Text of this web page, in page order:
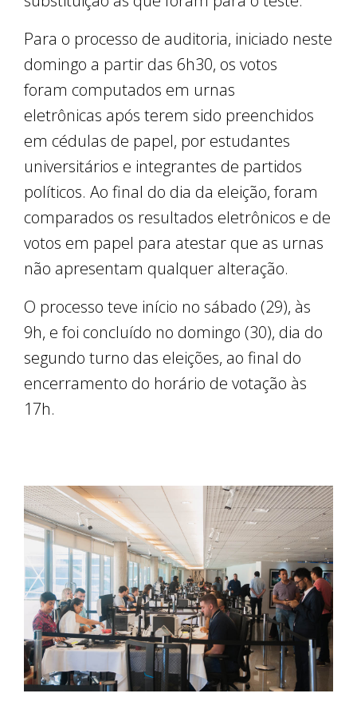
Para o processo de auditoria, iniciado neste
domingo a partir das 6h30, os votos
foram computados em urnas
eletrônicas após terem sido preenchidos
em cédulas de papel, por estudantes
universitários e integrantes de partidos
políticos. Ao final do dia da eleição, foram
comparados os resultados eletrônicos e de
votos em papel para atestar que as urnas
não apresentam qualquer alteração.
O processo teve início no sábado (29), às
9h, e foi concluído no domingo (30), dia do
segundo turno das eleições, ao final do
encerramento do horário de votação às
17h.